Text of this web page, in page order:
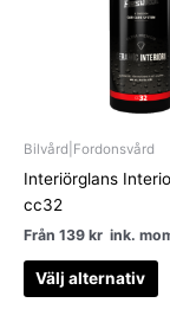
Bilvård|Fordonsvård
Interiörglans
cc32
Från 139 kr ink.
Välj alternativ
De